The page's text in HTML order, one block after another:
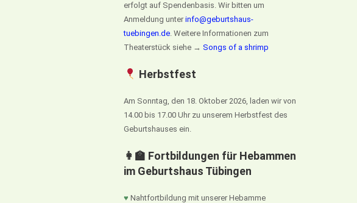
erfolgt auf Spendenbasis. Wir bitten um
Anmeldung unter info@geburtshaus-
tuebingen.de. Weitere Informationen zum
Theaterstück siehe → Songs of a shrimp
Herbstfest
Am Sonntag, den 18. Oktober 2026, laden wir von
14.00 bis 17.00 Uhr zu unserem Herbstfest des
Geburtshauses ein.
👩‍🏫 Fortbildungen für Hebammen
im Geburtshaus Tübingen
♥ Nahtfortbildung mit unserer Hebamme